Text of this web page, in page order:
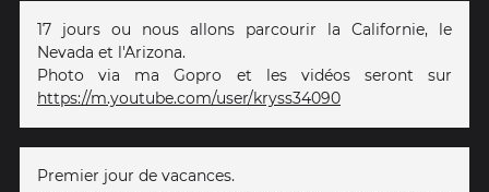
17 jours ou nous allons parcourir la Californie, le
Nevada et l'Arizona.
Photo via ma Gopro et les vidéos seront sur
https://m.youtube.com/user/kryss34090
Premier jour de vacances.